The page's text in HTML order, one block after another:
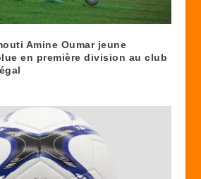
Amine Oumar jeune
en première division au club